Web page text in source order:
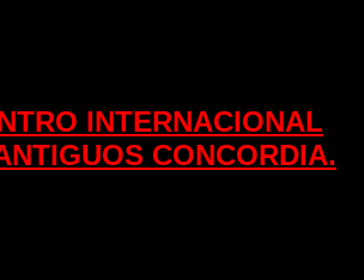
INTERNACIONAL
CONCORDIA.